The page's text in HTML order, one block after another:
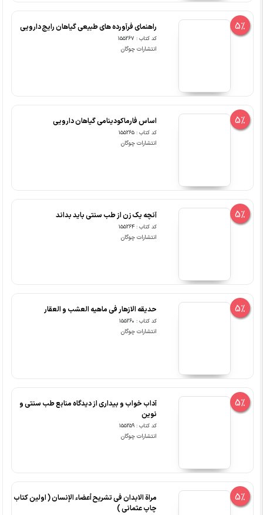
5% راهنمای فرآورده های طبیعی گیاهان رایج دارویی
کد کتاب : 155267
انتشارات چوگان
5% اساس فارماکودینامی گیاهان دارویی
کد کتاب : 155265
انتشارات چوگان
5% آنچه یک زن از طب سنتی باید بداند
کد کتاب : 155264
انتشارات چوگان
5% حدیقه الازهار فی ماهیه العشب و العقار
کد کتاب : 155260
انتشارات چوگان
5%
آداب خواب و بیداری از دیدگاه منابع طب سنتی و
نوین
کد کتاب : 155259
انتشارات چوگان
5%
مراة الابدان فی تشریح أعضاء الإنسان ( اولین کتاب
چاپ عثمانی )